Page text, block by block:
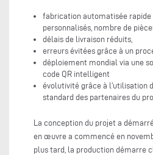
fabrication automatisée rapide
personnalisés, nombre de
délais de livraison réduits,
erreurs évitées grâce à un
déploiement mondial via une
code QR intelligent
évolutivité grâce à l'utilisation
standard des partenaires du
La conception du projet a
en œuvre a commencé en
plus tard, la production démarre